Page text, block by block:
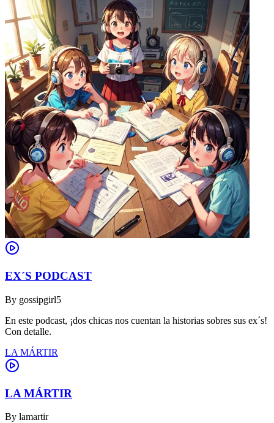
EX´S PODCAST
By gossipgirl5
En este podcast, ¡dos chicas nos cuentan la historias sobres sus ex´s!
Con detalle.
LA MÁRTIR
LA MÁRTIR
By lamartir